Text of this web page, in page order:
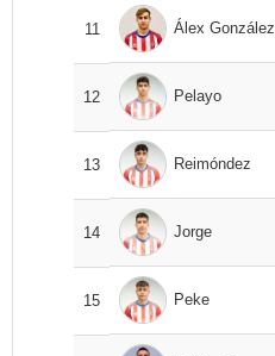
11 Álex González
12 Pelayo
13 Reimóndez
14 Jorge
15 Peke